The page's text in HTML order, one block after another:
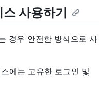
사용하기
경우 안전한 방식으로 사
에는 고유한 로그인 및